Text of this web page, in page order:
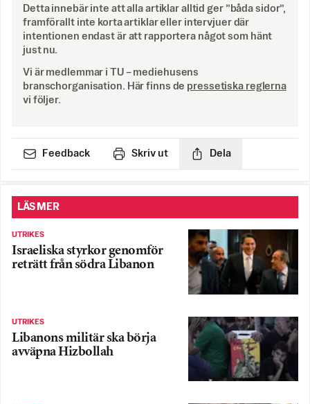
Detta innebär inte att alla artiklar alltid ger ”båda sidor”,
framförallt inte korta artiklar eller intervjuer där
intentionen endast är att rapportera något som hänt
just nu.
Vi är medlemmar i TU – mediehusens
branschorganisation. Här finns de pressetiska reglerna
vi följer.
Feedback Skriv ut Dela
LÄS MER
UTRIKES
Israeliska styrkor genomför
reträtt från södra Libanon
UTRIKES
Libanons militär ska börja
avväpna Hizbollah